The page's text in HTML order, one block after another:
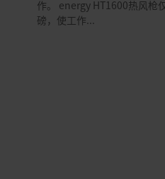
作。 energy HT1600热风枪
磅，使工作...